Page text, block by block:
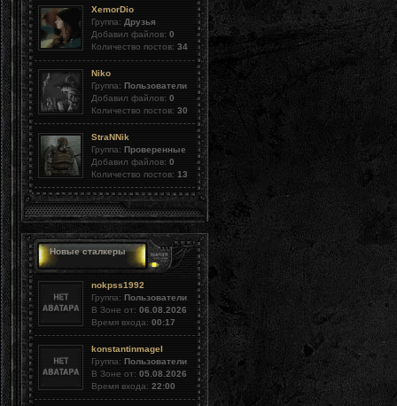
XemorDio
Группа: Друзья
Добавил файлов: 0
Количество постов: 34
Niko
Группа: Пользователи
Добавил файлов: 0
Количество постов: 30
StraNNik
Группа: Проверенные
Добавил файлов: 0
Количество постов: 13
Новые сталкеры
nokpss1992
Группа: Пользователи
В Зоне от: 06.08.2026
Время входа: 00:17
konstantinmagel
Группа: Пользователи
В Зоне от: 05.08.2026
Время входа: 22:00